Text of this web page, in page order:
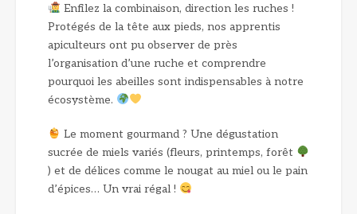
Enfilez la combinaison, direction les ruches !
Protégés de la tête aux pieds, nos apprentis
apiculteurs ont pu observer de près
l’organisation d’une ruche et comprendre
pourquoi les abeilles sont indispensables à notre
écosystème.
Le moment gourmand ? Une dégustation
sucrée de miels variés (fleurs, printemps, forêt
) et de délices comme le nougat au miel ou le pain
d’épices… Un vrai régal !